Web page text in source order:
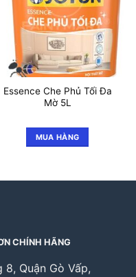
Essence Che Phủ Tối Đa
Mờ 5L
MUA HÀNG
CHÍNH HÃNG
8, Quận Gò Vấp,